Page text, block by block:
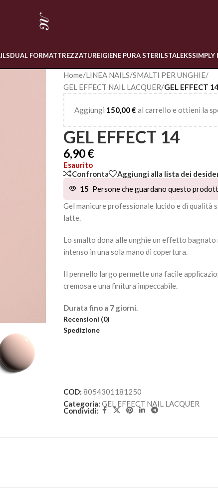
DUAL FORMATTREZZATUREIGIENE PURA STERILSTALEKSSIMPLY
Home/LINEA NAILS/SMALTI PER UNGHIE/
GEL EFFECT NAIL LACQUER/GEL EFFECT 14
Aggiungi 150,00€ al carrello e ottieni la
GEL EFFECT 14
6,90€
Esaurito
Confronta
Aggiungi alla lista dei
15 Persone che guardano questo
Gel manicure professionale lucido e di qualità
latte.
Lo smalto dona alle unghie un effetto
intenso in una sola mano di copertura.
Il pennello largo permette una facile
cremosa e una finitura impeccabile.
Durata fino a 7 giorni.
Recensioni (0)
Spedizione
COD: 8054301181250
Categoria: GEL EFFECT NAIL LACQUER
Condividi: